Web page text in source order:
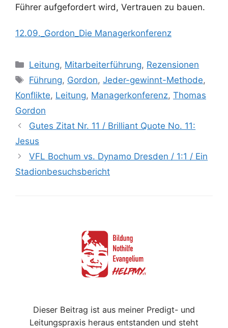
Führer aufgefordert wird, Vertrauen zu bauen.
12.09._Gordon_Die Managerkonferenz
Kategorien
Leitung, Mitarbeiterführung, Rezensionen
Schlagwörter
Führung, Gordon,Jeder-gewinnt-Methode,
Konflikte, Leitung, Managerkonferenz, Thomas
Gordon
Gutes Zitat Nr. 11 / Brilliant Quote No. 11:
Jesus
VFL Bochum vs. Dynamo Dresden / 1:1 / Ein
Stadionbesuchsbericht
Dieser Beitrag ist aus meiner Predigt- und
Leitungspraxis heraus entstanden und steht